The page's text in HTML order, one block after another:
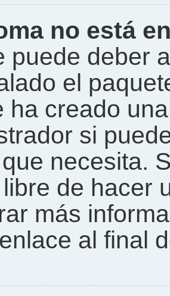
no está
puede deber
el
ha creado
si
necesita.
de hacer
más
al final